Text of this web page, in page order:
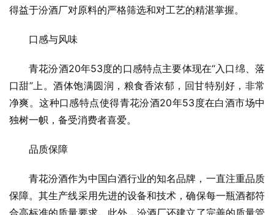
得益于汾酒厂对原料的严格筛选和对工艺的精湛掌握。
口感与风味
青花汾酒20年53度的口感特点主要体现在“入口绵、落
口甜”上。酒体饱满圆润，粮食香浓郁，回甘特别好，非常
净爽。这种口感特点使得青花汾酒20年53度在白酒市场中
独树一帜，备受消费者喜爱。
品质保障
青花汾酒作为中国白酒行业的知名品牌，一直注重品质
保障。其生产线采用先进的设备和技术，确保每一瓶酒都符